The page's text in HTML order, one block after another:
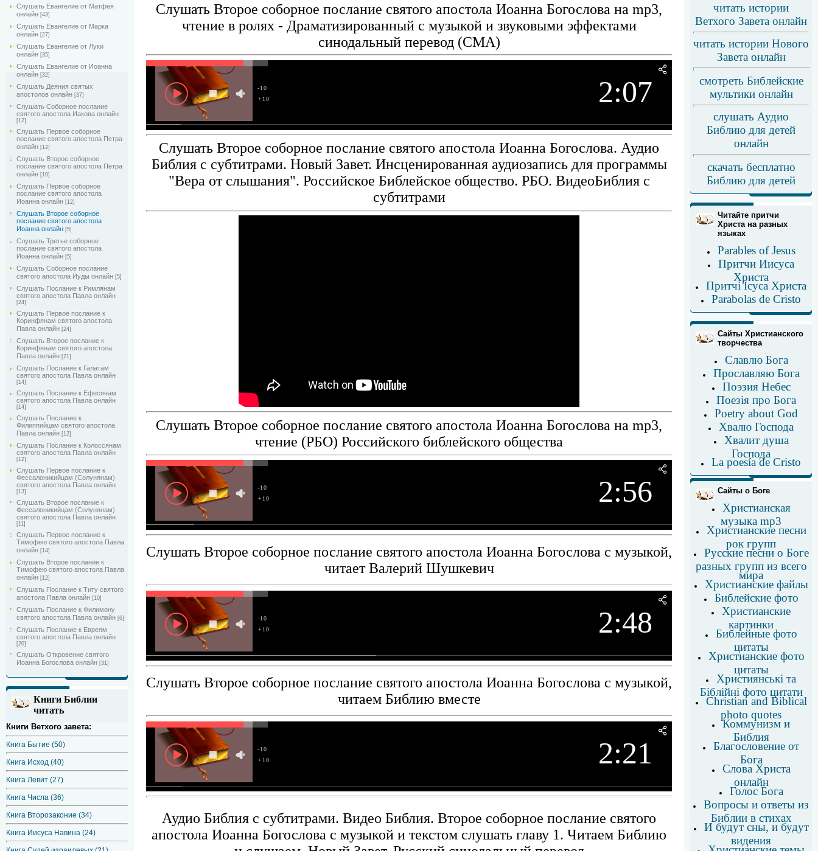
Слушать Евангелие от Матфея
онлайн [43]
Слушать Евангелие от Марка
онлайн [27]
Слушать Евангелие от Луки
онлайн [35]
Слушать Евангелие от Иоанна
онлайн [32]
Слушать Деяния святых
апостолов онлайн [37]
Слушать Соборное послание
святого апостола Иакова онлайн
[12]
Слушать Первое соборное
послание святого апостола Петра
онлайн [12]
Слушать Второе соборное
послание святого апостола Петра
онлайн [10]
Слушать Первое соборное
послание святого апостола
Иоанна онлайн [12]
Слушать Второе соборное
послание святого апостола
Иоанна онлайн [5]
Слушать Третье соборное
послание святого апостола
Иоанна онлайн [5]
Слушать Соборное послание
святого апостола Иуды онлайн [5]
Слушать Послание к Римлянам
святого апостола Павла онлайн
[24]
Слушать Первое послание к
Коринфянам святого апостола
Павла онлайн [24]
Слушать Второе послание к
Коринфянам святого апостола
Павла онлайн [21]
Слушать Послание к Галатам
святого апостола Павла онлайн
[14]
Слушать Послание к Ефесянам
святого апостола Павла онлайн
[14]
Слушать Послание к
Филиппийцам святого апостола
Павла онлайн [12]
Слушать Послание к Колоссянам
святого апостола Павла онлайн
[12]
Слушать Первое послание к
Фессалоникийцам (Солунянам)
святого апостола Павла онлайн
[13]
Слушать Второе послание к
Фессалоникийцам (Солунянам)
святого апостола Павла онлайн
[11]
Слушать Первое послание к
Тимофею святого апостола Павла
онлайн [14]
Слушать Второе послание к
Тимофею святого апостола Павла
онлайн [12]
Слушать Послание к Титу святого
апостола Павла онлайн [10]
Слушать Послание к Филимону
святого апостола Павла онлайн [6]
Слушать Послание к Евреям
святого апостола Павла онлайн
[20]
Слушать Откровение святого
Иоанна Богослова онлайн [31]
Книги Библии
читать
Книги Ветхого завета:
Книга Бытие (50)
Книга Исход (40)
Книга Левит (27)
Книга Числа (36)
Книга Второзаконие (34)
Книга Иисуса Навина (24)
Слушать Второе соборное послание святого апостола Иоанна Богослова на mp3,
чтение в ролях - Драматизированный с музыкой и звуковыми эффектами
синодальный перевод (CMA)
2:07
+10
-10
Слушать Второе соборное послание святого апостола Иоанна Богослова. Аудио
Библия с субтитрами. Новый Завет. Инсценированная аудиозапись для программы
"Вера от слышания". Российское Библейское общество. РБО. ВидеоБиблия с
субтитрами
Слушать Второе соборное послание святого апостола Иоанна Богослова на mp3,
чтение (РБО) Российского библейского общества
2:56
+10
-10
Слушать Второе соборное послание святого апостола Иоанна Богослова с музыкой,
читает Валерий Шушкевич
2:48
+10
-10
Слушать Второе соборное послание святого апостола Иоанна Богослова с музыкой,
читаем Библию вместе
2:21
+10
-10
Аудио Библия с субтитрами. Видео Библия. Второе соборное послание святого
апостола Иоанна Богослова с музыкой и текстом слушать главу 1. Читаем Библию
читать истории
Ветхого Завета онлайн
читать истории Нового
Завета онлайн
смотреть Библейские
мультики онлайн
слушать Аудио
Библию для детей
онлайн
скачать бесплатно
Библию для детей
Читайте притчи
Христа на разных
языках
Parables of Jesus
Притчи Иисуса
Христа
Притчі Ісуса Христа
Parabolas de Cristо
Сайты Христианского
творчества
Славлю Бога
Прославляю Бога
Поэзия Небес
Поезія про Бога
Poetry about God
Хвалю Господа
Хвалит душа
Господа
La poesía de Cristo
Сайты о Боге
Христианская
музыка mp3
Христианские песни
рок групп
Русские песни о Боге
разных групп из всего
мира
Христианские файлы
Библейские фото
Христианские
картинки
Библейные фото
цитаты
Христианские фото
цитаты
Християнські та
Біблійні фото цитати
Christian and Biblical
photo quotes
Коммунизм и
Библия
Благословение от
Бога
Слова Христа
онлайн
Голос Бога
Вопросы и ответы из
Библии в стихах
И будут сны, и будут
видения